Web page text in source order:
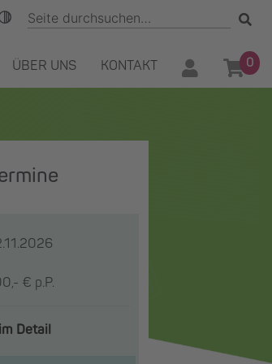
ÜBER UNS KONTAKT 0
€ p.P.
Detail